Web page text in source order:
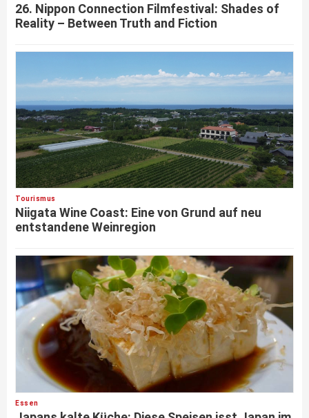
26. Nippon Connection Filmfestival: Shades of
Reality – Between Truth and Fiction
Tourismus
Niigata Wine Coast: Eine von Grund auf neu
entstandene Weinregion
Essen